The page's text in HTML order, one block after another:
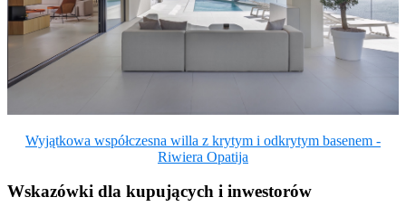
Wyjątkowa współczesna willa z krytym i odkrytym basenem -
Riwiera Opatija
Wskazówki dla kupujących i inwestorów